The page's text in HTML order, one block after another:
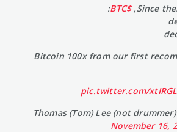
Since
$BTC
:
pic.twitter.com/
— Thomas (Tom) Lee (not
November 16,